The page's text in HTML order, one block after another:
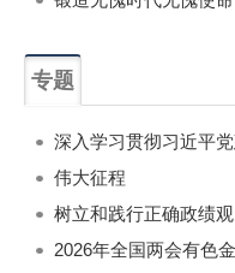
专题
深入学习贯彻习近平
伟大征程
树立和践行正确政绩观
2026年全国两会有色